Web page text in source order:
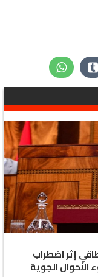
إثر اضطراب
الأحوال الجوية